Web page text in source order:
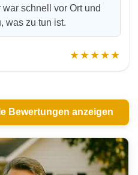
schnell vor Ort und
was zu tun ist.
★★★★★
Bewertungen anzeigen